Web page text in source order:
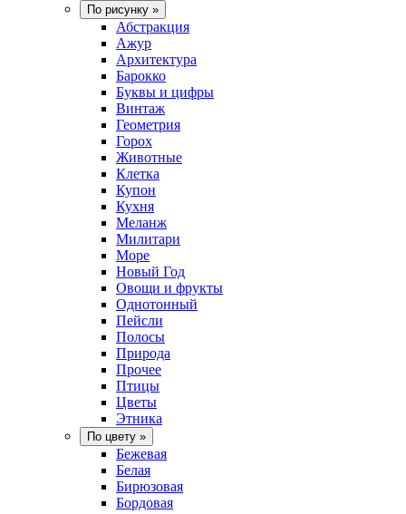
По рисунку »
Абстракция
Ажур
Архитектура
Барокко
Буквы и цифры
Винтаж
Геометрия
Горох
Животные
Клетка
Купон
Кухня
Меланж
Милитари
Море
Новый Год
Овощи и фрукты
Однотонный
Пейсли
Полосы
Природа
Прочее
Птицы
Цветы
Этника
По цвету »
Бежевая
Белая
Бирюзовая
Бордовая